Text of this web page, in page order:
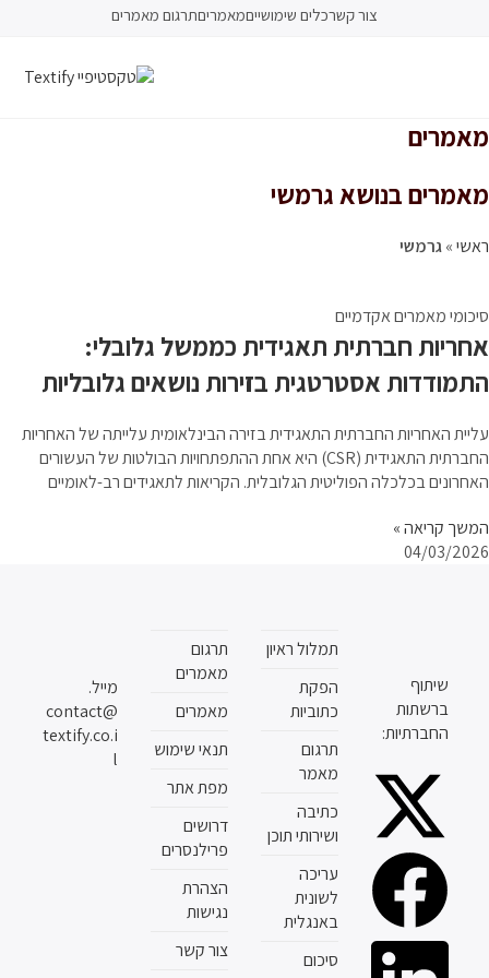
תרגום מאמריםמאמריםכלים שימושייםצור קשר
מאמרים
מאמרים בנושא גרמשי
ראשי»גרמשי
סיכומי מאמרים אקדמיים
אחריות חברתית תאגידית כממשל גלובלי:
התמודדות אסטרטגית בזירות נושאים גלובליות
עליית האחריות החברתית התאגידית בזירה הבינלאומית עלייתה של האחריות
החברתית התאגידית (CSR) היא אחת ההתפתחויות הבולטות של העשורים
האחרונים בכלכלה הפוליטית הגלובלית. הקריאות לתאגידים רב-לאומיים
המשך קריאה »
04/03/2026
מייל.
contact@
textify.co.i
l
תרגום
מאמרים
מאמרים
תנאי שימוש
מפת אתר
דרושים
פרילנסרים
הצהרת
נגישות
צור קשר
תמלול ראיון
הפקת
כתוביות
תרגום
מאמר
כתיבה
ושירותי תוכן
עריכה
לשונית
באנגלית
סיכום
שיתוף
ברשתות
החברתיות: